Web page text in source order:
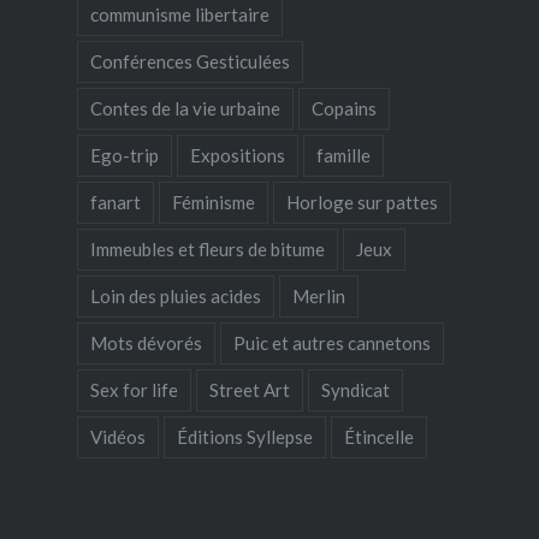
communisme libertaire
Conférences Gesticulées
Contes de la vie urbaine Copains
Ego-trip Expositions famille
fanart Féminisme Horloge sur pattes
Immeubles et fleurs de bitume Jeux
Loin des pluies acides Merlin
Mots dévorés Puic et autres cannetons
Sex for life Street Art Syndicat
Vidéos Éditions Syllepse Étincelle